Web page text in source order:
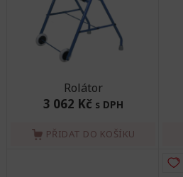
Rolátor
3 062 Kč s DPH
PŘIDAT DO KOŠÍKU